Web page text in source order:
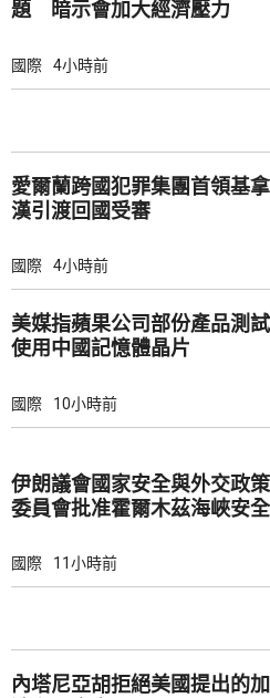
題 暗示會加大經濟壓力
國際 4小時前
愛爾蘭跨國犯罪集團首領基拿
漢引渡回國受審
國際 4小時前
美媒指蘋果公司部份產品測試
使用中國記憶體晶片
國際 10小時前
伊朗議會國家安全與外交政策
委員會批准霍爾木茲海峽安全
國際 11小時前
內塔尼亞胡拒絕美國提出的加